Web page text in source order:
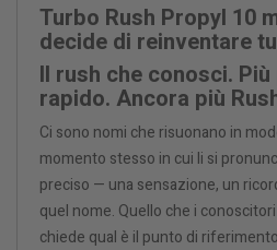
Turbo Rush Propyl 10
decide di reinventare
Il rush che conosci.
rapido. Ancora più
Ci sono nomi che risuonano in
momento stesso in cui li si
preciso — una sensazione, un
quel nome. Quello che i
chiede qual è il punto di